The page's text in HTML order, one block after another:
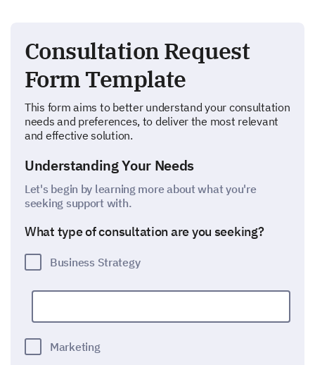
Consultation Request
Form Template
This form aims to better understand your consultation
needs and preferences, to deliver the most relevant
and effective solution.
Understanding Your Needs
Let's begin by learning more about what you're
seeking support with.
What type of consultation are you seeking?
Business Strategy
Marketing